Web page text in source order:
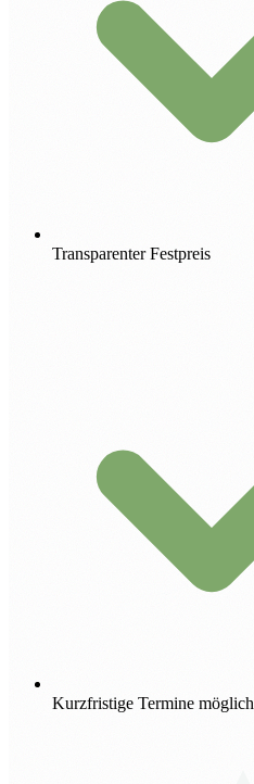
Transparenter Festpreis
Kurzfristige Termine möglich